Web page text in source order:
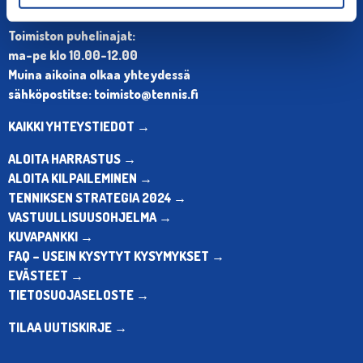
Puh. 010 574 3959
Toimiston puhelinajat:
ma-pe klo 10.00-12.00
Muina aikoina olkaa yhteydessä
sähköpostitse: toimisto@tennis.fi
KAIKKI YHTEYSTIEDOT →
ALOITA HARRASTUS →
ALOITA KILPAILEMINEN →
TENNIKSEN STRATEGIA 2024 →
VASTUULLISUUSOHJELMA →
KUVAPANKKI →
FAQ – USEIN KYSYTYT KYSYMYKSET →
EVÄSTEET →
TIETOSUOJASELOSTE →
TILAA UUTISKIRJE →